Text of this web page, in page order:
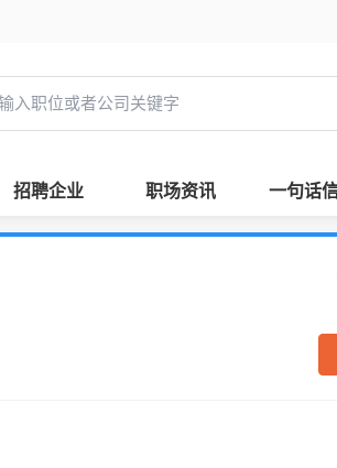
招聘企业 职场资讯 一句话